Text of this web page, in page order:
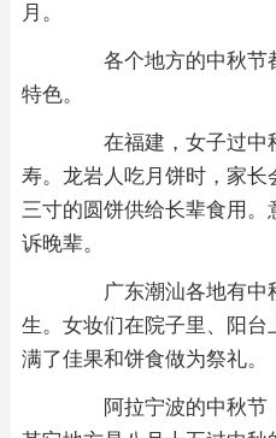
月。
各个地方的中秋节
特色。
在福建，女子过中
寿。龙岩人吃月饼时，家长
三寸的圆饼供给长辈食用
诉晚辈。
广东潮汕各地有中
生。女妆们在院子里、阳
满了佳果和饼食做为祭礼。
阿拉宁波的中秋节